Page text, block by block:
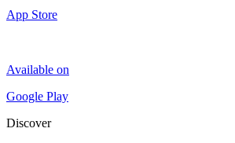
App Store
Available on
Google Play
Discover